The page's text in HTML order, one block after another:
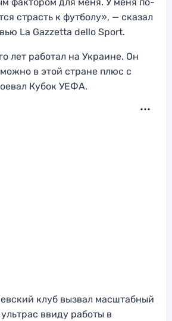
фактором для меня. У меня по-
страсть к футболу», — сказал
La Gazzetta dello Sport.
лет работал на Украине. Он
в этой стране плюс с
Кубок УЕФА.
клуб вызвал масштабный
ввиду работы в